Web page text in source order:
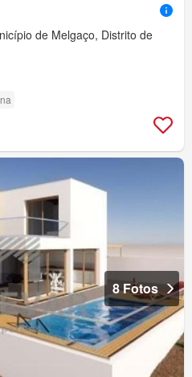
de Melgaço, Distrito de
8 Fotos